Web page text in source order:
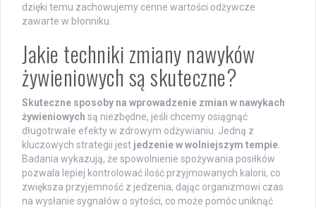
dzięki temu zachowujemy cenne wartości odżywcze
zawarte w błonniku.
Jakie techniki zmiany nawyków
żywieniowych są skuteczne?
Skuteczne sposoby na wprowadzenie zmian w nawykach
żywieniowych są niezbędne, jeśli chcemy osiągnąć
długotrwałe efekty w zdrowym odżywianiu. Jedną z
kluczowych strategii jest jedzenie w wolniejszym tempie
Badania wykazują, że spowolnienie spożywania posiłków
pozwala lepiej kontrolować ilość przyjmowanych kalorii, co
zwiększa przyjemność z jedzenia, dając organizmowi czas
na wysłanie sygnałów o sytości, co może pomóc uniknąć